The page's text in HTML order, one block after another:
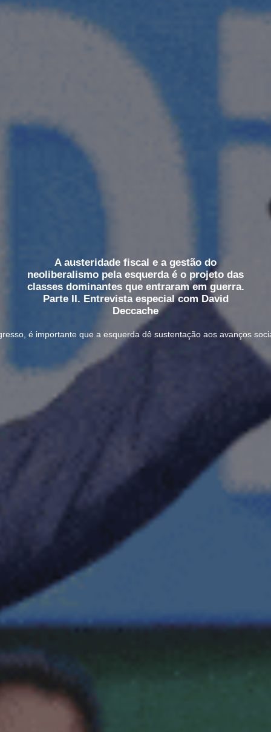
A austeridade fiscal e a gestão do
neoliberalismo pela esquerda é o projeto das
classes dominantes que entraram em guerra.
Parte II. Entrevista especial com David
Deccache
é importante que a esquerda dê sustentação aos avanços